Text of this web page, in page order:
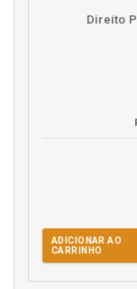
Direito
ADICIONAR AO
CARRINHO